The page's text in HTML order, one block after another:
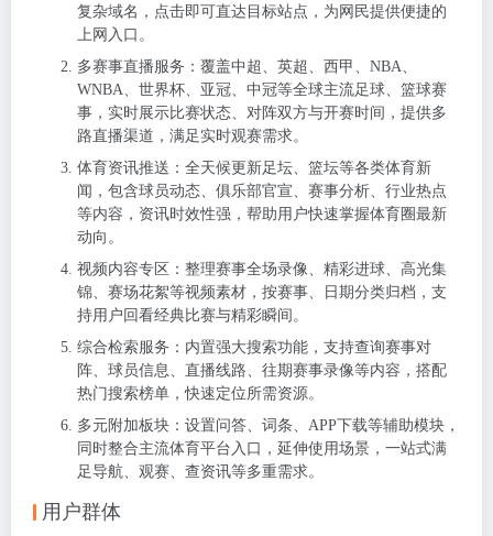
复杂域名，点击即可直达目标站点，为网民提供便捷的
上网入口。
多赛事直播服务：覆盖中超、英超、西甲、NBA、
WNBA、世界杯、亚冠、中冠等全球主流足球、篮球赛
事，实时展示比赛状态、对阵双方与开赛时间，提供多
路直播渠道，满足实时观赛需求。
体育资讯推送：全天候更新足坛、篮坛等各类体育新
闻，包含球员动态、俱乐部官宣、赛事分析、行业热点
等内容，资讯时效性强，帮助用户快速掌握体育圈最新
动向。
视频内容专区：整理赛事全场录像、精彩进球、高光集
锦、赛场花絮等视频素材，按赛事、日期分类归档，支
持用户回看经典比赛与精彩瞬间。
综合检索服务：内置强大搜索功能，支持查询赛事对
阵、球员信息、直播线路、往期赛事录像等内容，搭配
热门搜索榜单，快速定位所需资源。
多元附加板块：设置问答、词条、APP下载等辅助模块，
同时整合主流体育平台入口，延伸使用场景，一站式满
足导航、观赛、查资讯等多重需求。
用户群体